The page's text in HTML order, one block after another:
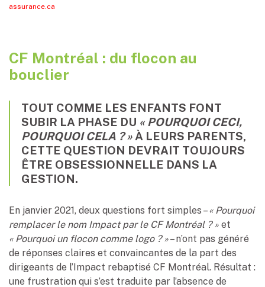
assurance.ca
CF Montréal : du flocon au
bouclier
TOUT COMME LES ENFANTS FONT
SUBIR LA PHASE DU « POURQUOI CECI,
POURQUOI CELA ? » À LEURS PARENTS,
CETTE QUESTION DEVRAIT TOUJOURS
ÊTRE OBSESSIONNELLE DANS LA
GESTION.
En janvier 2021, deux questions fort simples –« Pourquoi
remplacer le nom Impact par le CF Montréal ? » et
« Pourquoi un flocon comme logo ? »– n’ont pas généré
de réponses claires et convaincantes de la part des
dirigeants de l’Impact rebaptisé CF Montréal. Résultat :
une frustration qui s’est traduite par l’absence de